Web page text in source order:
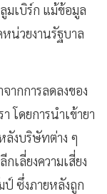
มเบิร์ก แม้ข้อมูล
น่วยงานรัฐบาล
ากการลดลงของ
โดยการนำเข้ายา
ลังบริษัทต่าง ๆ
เลี่ยงความเสี่ยง
ซึ่งภายหลังถูก